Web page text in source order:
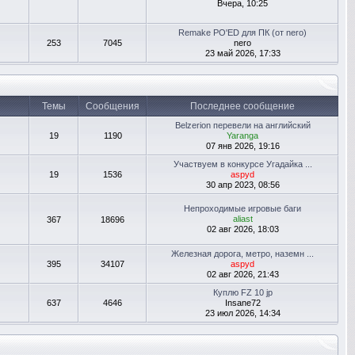
Вчера, 10:25
253 7045
Remake PO'ED для ПК (от nero)
nero
23 май 2026, 17:33
Темы Сообщения Последнее сообщение
19 1190
Belzerion перевели на английский
Yaranga
07 янв 2026, 19:16
19 1536
Участвуем в конкурсе Угадайка ...
aspyd
30 апр 2023, 08:56
367 18696
Непроходимые игровые баги
aliast
02 авг 2026, 18:03
395 34107
Железная дорога, метро, наземн ...
aspyd
02 авг 2026, 21:43
637 4646
Куплю FZ 10 jp
Insane72
23 июл 2026, 14:34